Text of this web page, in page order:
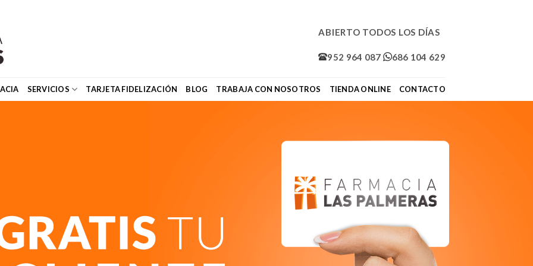
ABIERTO TODOS LOS DÍAS
952 964 087 686 104 629
SERVICIOS TARJETA FIDELIZACIÓN BLOG TRABAJA CON NOSOTROS TIENDA ONLINE CONTACTO